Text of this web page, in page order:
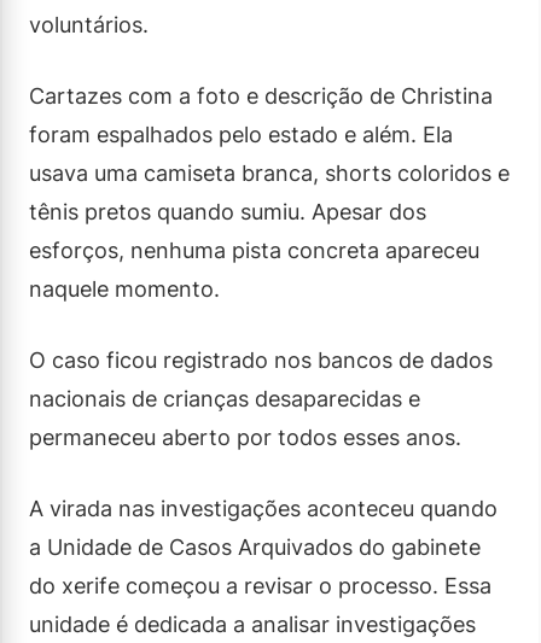
voluntários.
Cartazes com a foto e descrição de Christina
foram espalhados pelo estado e além. Ela
usava uma camiseta branca, shorts coloridos e
tênis pretos quando sumiu. Apesar dos
esforços, nenhuma pista concreta apareceu
naquele momento.
O caso ficou registrado nos bancos de dados
nacionais de crianças desaparecidas e
permaneceu aberto por todos esses anos.
A virada nas investigações aconteceu quando
a Unidade de Casos Arquivados do gabinete
do xerife começou a revisar o processo. Essa
unidade é dedicada a analisar investigações